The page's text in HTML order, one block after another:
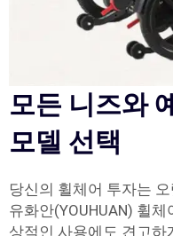
모든 니즈와
모델 선택
당신의 휠체어 투자는
유화안(YOUHUAN) 휠
상적인 사용에도 견고하